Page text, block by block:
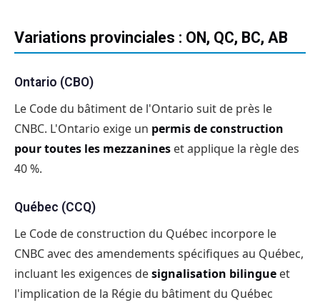
Variations provinciales : ON, QC, BC, AB
Ontario (CBO)
Le Code du bâtiment de l'Ontario suit de près le
CNBC. L'Ontario exige un permis de construction
pour toutes les mezzanines et applique la règle des
40 %.
Québec (CCQ)
Le Code de construction du Québec incorpore le
CNBC avec des amendements spécifiques au Québec,
incluant les exigences designalisation bilingue et
l'implication de la Régie du bâtiment du Québec